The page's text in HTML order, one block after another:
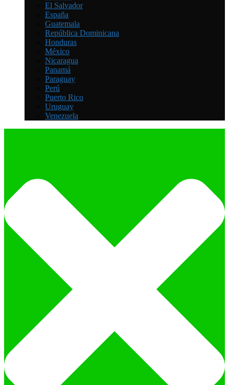
El Salvador
España
Guatemala
República Dominicana
Honduras
México
Nicaragua
Panamá
Paraguay
Perú
Puerto Rico
Uruguay
Venezuela